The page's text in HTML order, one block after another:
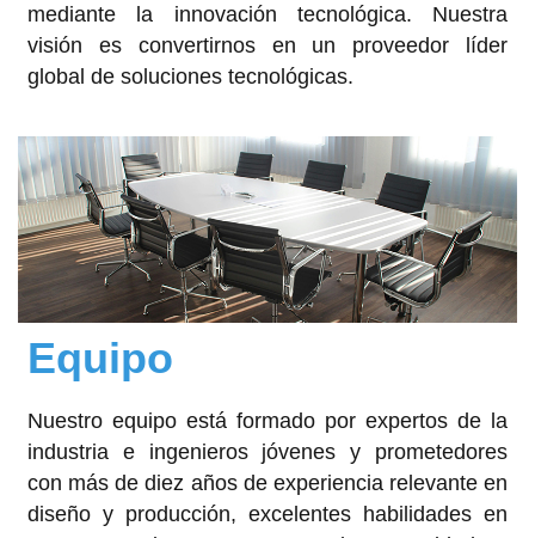
mediante la innovación tecnológica. Nuestra
visión es convertirnos en un proveedor líder
global de soluciones tecnológicas.
Equipo
Nuestro equipo está formado por expertos de la
industria e ingenieros jóvenes y prometedores
con más de diez años de experiencia relevante en
diseño y producción, excelentes habilidades en